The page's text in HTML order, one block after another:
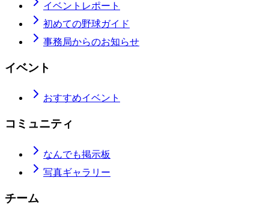
イベントレポート
初めての野球ガイド
事務局からのお知らせ
イベント
おすすめイベント
コミュニティ
なんでも掲示板
写真ギャラリー
チーム